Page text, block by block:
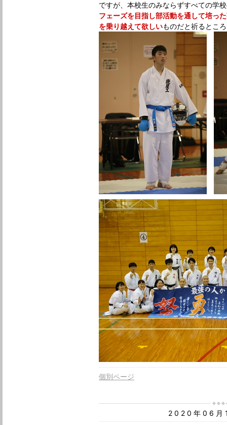
ですが、本校生のみならずすべての学
フェーズを目指し部活動を通して培っ
を乗り越えて欲しいものだと祈るとこ
個別ページ
2020年06月